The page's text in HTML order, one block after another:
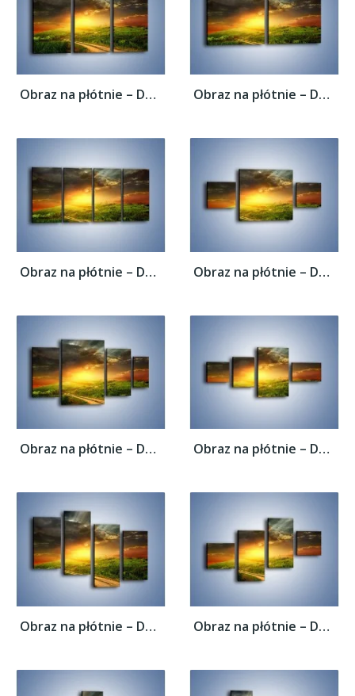
Obraz na płótnie – Dom za małym zakrętem –... Obraz na płótnie – Dom za małym zakrętem –...
Obraz na płótnie – Dom za małym zakrętem –... Obraz na płótnie – Dom za małym zakrętem –...
Obraz na płótnie – Dom za małym zakrętem –... Obraz na płótnie – Dom za małym zakrętem –...
Obraz na płótnie – Dom za małym zakrętem –... Obraz na płótnie – Dom za małym zakrętem –...